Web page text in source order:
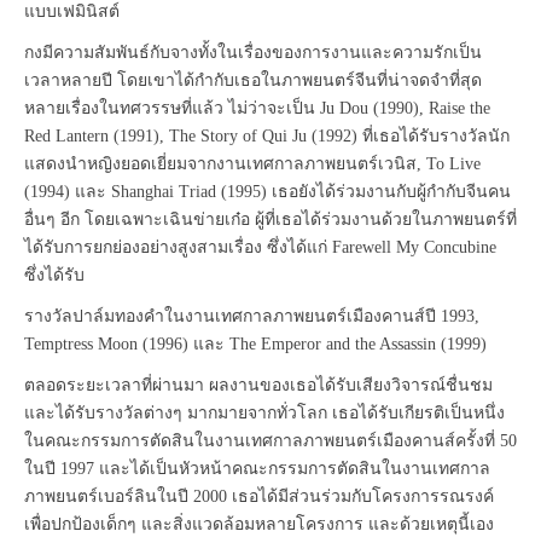
แบบเฟมินิสต์
กงมีความสัมพันธ์กับจางทั้งในเรื่องของการงานและความรักเป็น
เวลาหลายปี โดยเขาได้กำกับเธอในภาพยนตร์จีนที่น่าจดจำที่สุด
หลายเรื่องในทศวรรษที่แล้ว ไม่ว่าจะเป็น Ju Dou (1990), Raise the
Red Lantern (1991), The Story of Qui Ju (1992) ที่เธอได้รับรางวัลนัก
แสดงนำหญิงยอดเยี่ยมจากงานเทศกาลภาพยนตร์เวนิส, To Live
(1994) และ Shanghai Triad (1995) เธอยังได้ร่วมงานกับผู้กำกับจีนคน
อื่นๆ อีก โดยเฉพาะเฉินข่ายเก๋อ ผู้ที่เธอได้ร่วมงานด้วยในภาพยนตร์ที่
ได้รับการยกย่องอย่างสูงสามเรื่อง ซึ่งได้แก่ Farewell My Concubine
ซึ่งได้รับ
รางวัลปาล์มทองคำในงานเทศกาลภาพยนตร์เมืองคานส์ปี 1993,
Temptress Moon (1996) และ The Emperor and the Assassin (1999)
ตลอดระยะเวลาที่ผ่านมา ผลงานของเธอได้รับเสียงวิจารณ์ชื่นชม
และได้รับรางวัลต่างๆ มากมายจากทั่วโลก เธอได้รับเกียรติเป็นหนึ่ง
ในคณะกรรมการตัดสินในงานเทศกาลภาพยนตร์เมืองคานส์ครั้งที่ 50
ในปี 1997 และได้เป็นหัวหน้าคณะกรรมการตัดสินในงานเทศกาล
ภาพยนตร์เบอร์ลินในปี 2000 เธอได้มีส่วนร่วมกับโครงการรณรงค์
เพื่อปกป้องเด็กๆ และสิ่งแวดล้อมหลายโครงการ และด้วยเหตุนี้เอง